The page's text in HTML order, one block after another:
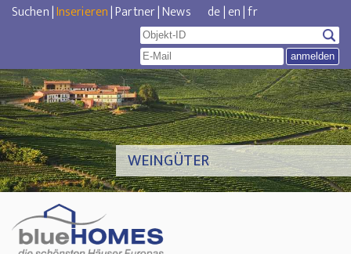
Suchen|Inserieren|Partner|News de|en|fr
WEINGÜTER